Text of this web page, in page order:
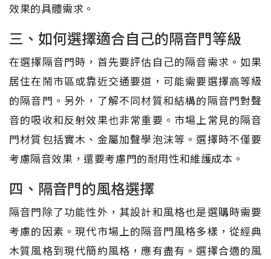
效果的具體需求。
三、如何選擇適合自己的隔音門等級
在選擇隔音門時，首先要評估自己的隔音需求。如果
居住在鬧市區或靠近交通要道，可能需要選擇高等級
的隔音門。另外，了解不同材質和結構的隔音門對聲
音的吸收和反射效果也非常重要。市場上常見的隔音
門材質包括實木、金屬加聲學泡沫等。選擇時不僅要
考慮隔音效果，還要考慮門的耐用性和維護成本。
四、隔音門的風格選擇
隔音門除了功能性外，其設計和風格也是選購時需要
考慮的因素。現代市場上的隔音門風格多樣，從經典
木質風格到現代簡約風格，應有盡有。選擇合適的風